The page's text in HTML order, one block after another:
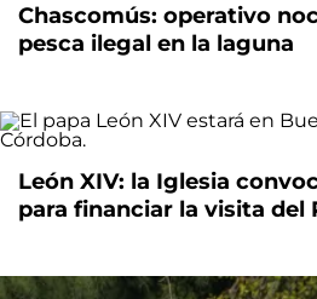
Chascomús: operativo
pesca ilegal en la laguna
León XIV: la Iglesia
para financiar la visita del